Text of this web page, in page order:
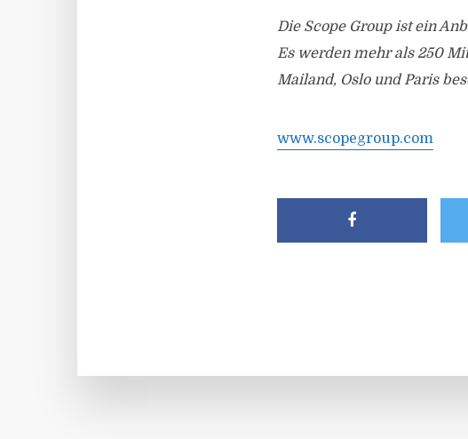
Die Scope Group ist ein
Es werden mehr als 250
Mailand, Oslo und Paris
www.scopegroup.com